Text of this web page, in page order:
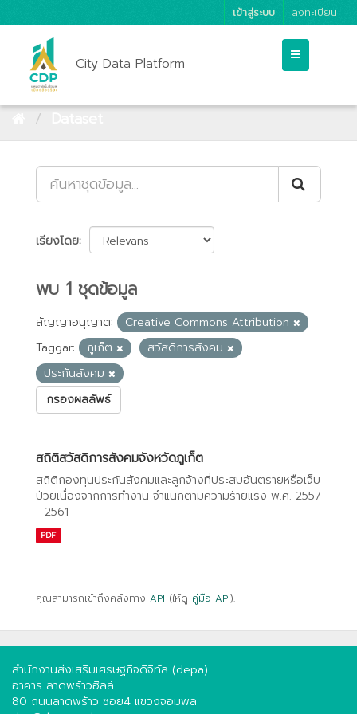
เข้าสู่ระบบ ลงทะเบียน
City Data Platform
เรียงโดย
พบ 1 ชุดข้อมูล
สัญญาอนุญาต:
Creative Commons Attribution
Taggar:
ภูเก็ต
สวัสดิการสังคม
ประกันสังคม
กรองผลลัพธ์
สถิติสวัสดิการสังคมจังหวัดภูเก็ต
สถิติกองทุนประกันสังคมและลูกจ้างที่ประสบอันตรายหรือเจ็บ
ป่วยเนื่องจากการทํางาน จําแนกตามความร้ายแรง พ.ศ. 2557
- 2561
PDF
คุณสามารถเข้าถึงคลังทาง API (ให้ดู คู่มือ API).
สำนักงานส่งเสริมเศรษฐกิจดิจิทัล (depa)
อาคาร ลาดพร้าวฮิลล์
80 ถนนลาดพร้าว ซอย4 แขวงจอมพล